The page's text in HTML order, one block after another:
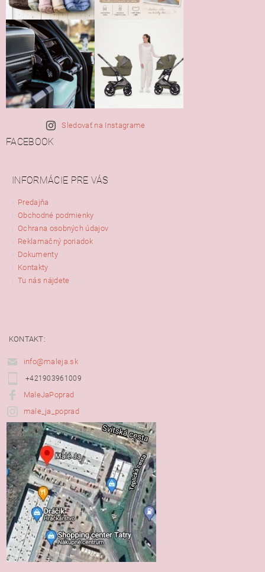
Sledovať na Instagrame
FACEBOOK
INFORMÁCIE PRE VÁS
Predajňa
Obchodné podmienky
Ochrana osobných údajov
Reklamačný poriadok
Dokumenty
Kontakty
Tu nás nájdete
KONTAKT:
info@maleja.sk
+421903961009
MaleJaPoprad
male_ja_poprad